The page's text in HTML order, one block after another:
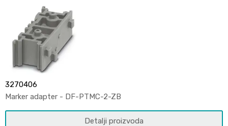
3270406
Marker adapter - DF-PTMC-2-ZB
Detalji proizvoda